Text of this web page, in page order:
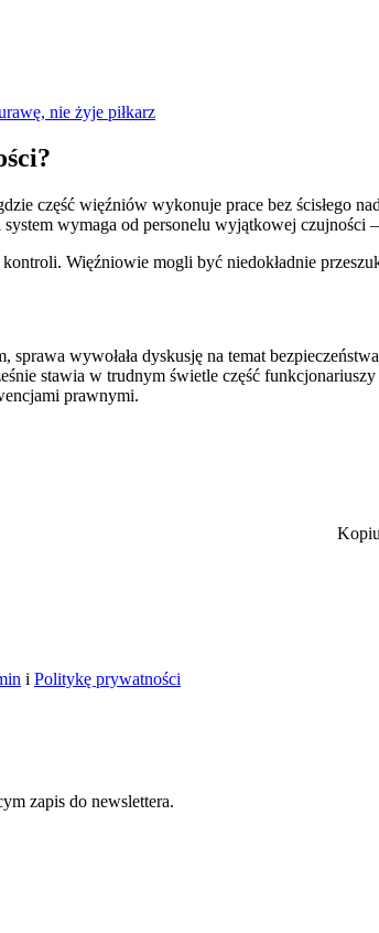
nie żyje piłkarz
część więźniów wykonuje prace bez ścisłego
wymaga od personelu wyjątkowej czujności
Więźniowie mogli być niedokładnie
sprawa wywołała dyskusję na temat
stawia w trudnym świetle część
prawnymi.
i Politykę prywatności
zapis do newslettera.